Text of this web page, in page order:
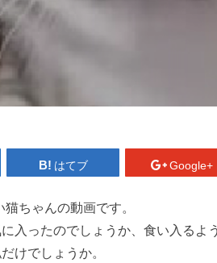
はてブ Google+
ちゃんの動画です。
入ったのでしょうか、食い入る
けでしょうか。